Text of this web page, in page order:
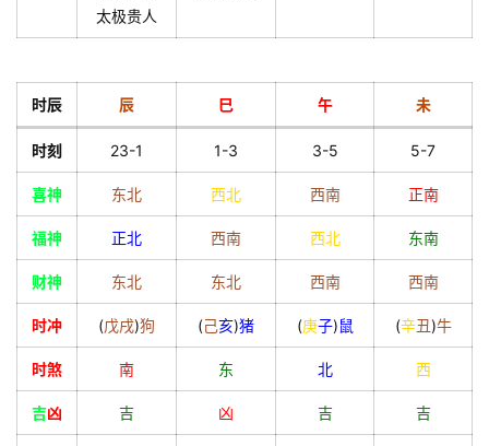
太极贵人
时辰 辰 巳 午 未
时刻 23-1 1-3 3-5 5-7
喜神 东北 西北 西南 正南
福神 正北 西南 西北 东南
财神 东北 东北 西南 西南
时冲 (戊戌)狗 (己亥)猪 (庚子)鼠 (辛丑)牛
时煞 南 东 北 西
吉凶 吉 凶 吉 吉